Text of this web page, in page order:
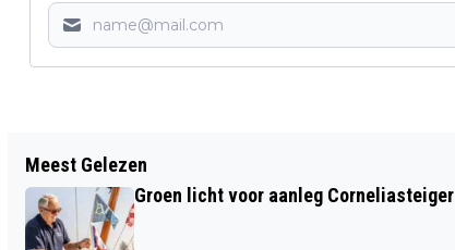
GEZELLIGE DRUKTE EN SPORTIEVE
STRIJD BIJ PAASBRUNCH TOERNOOI ’T
Meest Gelezen
Groen licht voor aanleg Corneliasteiger